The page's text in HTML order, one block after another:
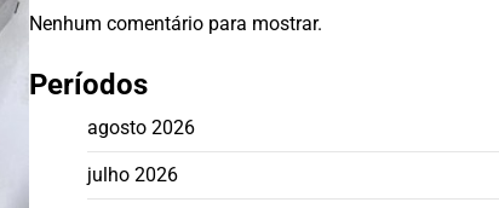
Nenhum comentário para mostrar.
Períodos
agosto 2026
julho 2026